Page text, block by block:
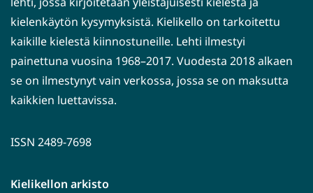
kielenkäytön kysymyksistä. Kielikello on tarkoitettu
kaikille kielestä kiinnostuneille. Lehti ilmestyi
painettuna vuosina 1968–2017. Vuodesta 2018 alkaen
se on ilmestynyt vain verkossa, jossa se on maksutta
kaikkien luettavissa.
ISSN 2489-7698
Kielikellon arkisto